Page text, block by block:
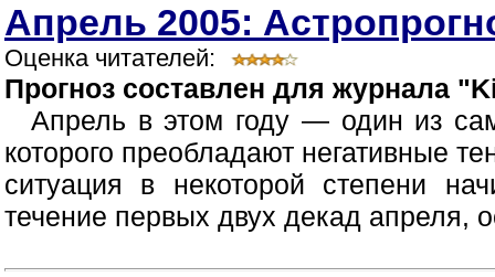
Апрель 2005:
Оценка читателей:
Прогноз составлен для журнала
Апрель в этом году — один из
которого преобладают негативные
ситуация в некоторой степени
течение первых двух декад апреля,